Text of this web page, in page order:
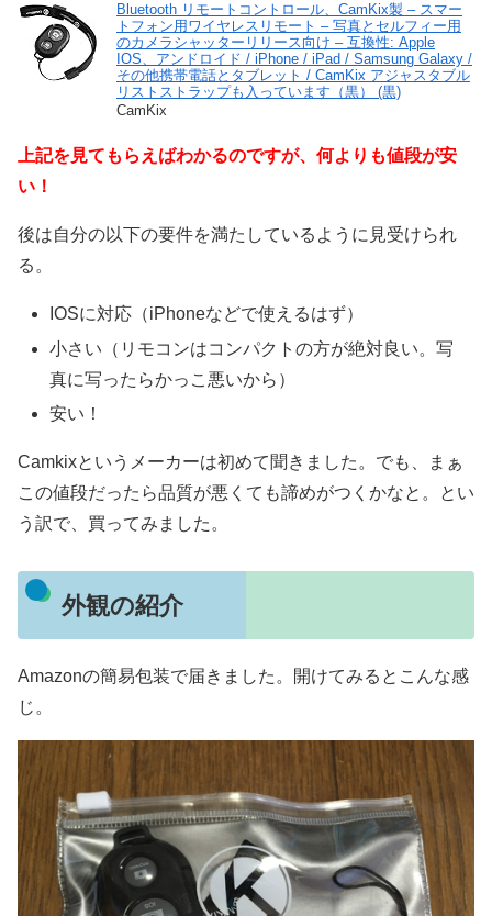
Bluetooth リモートコントロール、CamKix製 – スマー
トフォン用ワイヤレスリモート – 写真とセルフィー用
のカメラシャッターリリース向け – 互換性: Apple
IOS、アンドロイド / iPhone / iPad / Samsung Galaxy /
その他携帯電話とタブレット / CamKix アジャスタブル
リストストラップも入っています（黒） (黒)
CamKix
上記を見てもらえばわかるのですが、何よりも値段が安
い！
後は自分の以下の要件を満たしているように見受けられ
る。
IOSに対応（iPhoneなどで使えるはず）
小さい（リモコンはコンパクトの方が絶対良い。写
真に写ったらかっこ悪いから）
安い！
Camkixというメーカーは初めて聞きました。でも、まぁ
この値段だったら品質が悪くても諦めがつくかなと。とい
う訳で、買ってみました。
外観の紹介
Amazonの簡易包装で届きました。開けてみるとこんな感
じ。